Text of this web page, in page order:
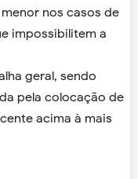
nos casos de
impossibilitem a
geral, sendo
pela colocação de
acima à mais